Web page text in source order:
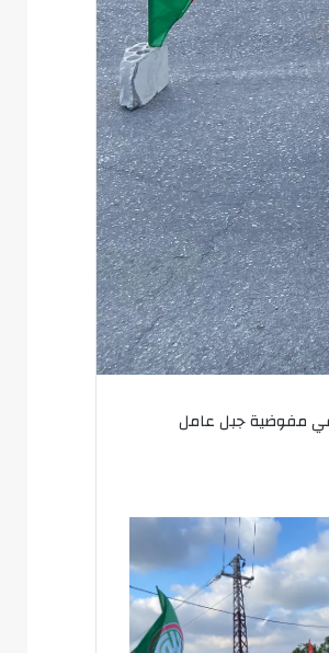
مفوضية جبل عامل